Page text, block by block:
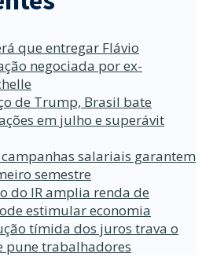
que entregar Flávio
negociada por ex-
de Trump, Brasil bate
em julho e superávit
campanhas salariais garantem
semestre
do IR amplia renda de
estimular economia
tímida dos juros trava o
pune trabalhadores